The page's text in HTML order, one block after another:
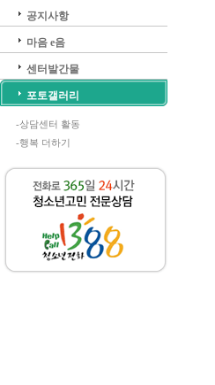
공지사항
마음 e음
센터발간물
포토갤러리
-상담센터 활동
-행복 더하기